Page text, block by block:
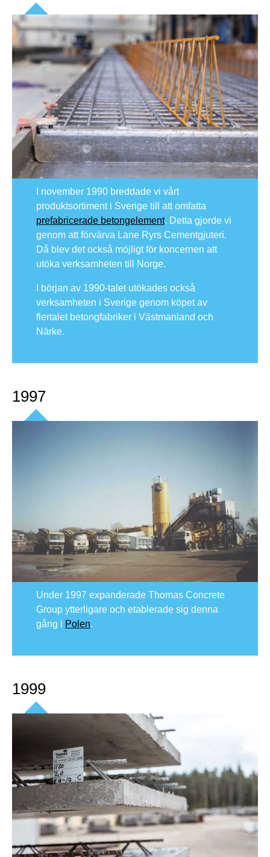
I november 1990 breddade vi vårt
produktsortiment i Sverige till att omfatta
prefabricerade betongelement. Detta gjorde vi
genom att förvärva Lane Ryrs Cementgjuteri.
Då blev det också möjligt för koncernen att
utöka verksamheten till Norge.
I början av 1990-talet utökades också
verksamheten i Sverige genom köpet av
flertalet betongfabriker i Västmanland och
Närke.
1997
Under 1997 expanderade Thomas Concrete
Group ytterligare och etablerade sig denna
gång i Polen.
1999